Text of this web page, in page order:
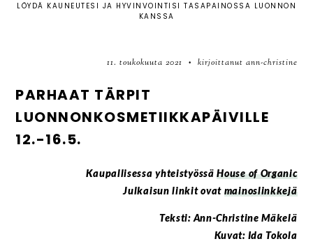
LÖYDÄ KAUNEUTESI JA HYVINVOINTISI TASAPAINOSSA LUONNON
KANSSA
11. toukokuuta 2021 • kirjoittanut ann-christine
PARHAAT TÄRPIT
LUONNONKOSMETIIKKAPÄIVILLE
12.-16.5.
Kaupallisessa yhteistyössäHouse of Organic
Julkaisun linkit ovat mainoslinkkejä
Teksti: Ann-Christine Mäkelä
Kuvat: Ida Tokola